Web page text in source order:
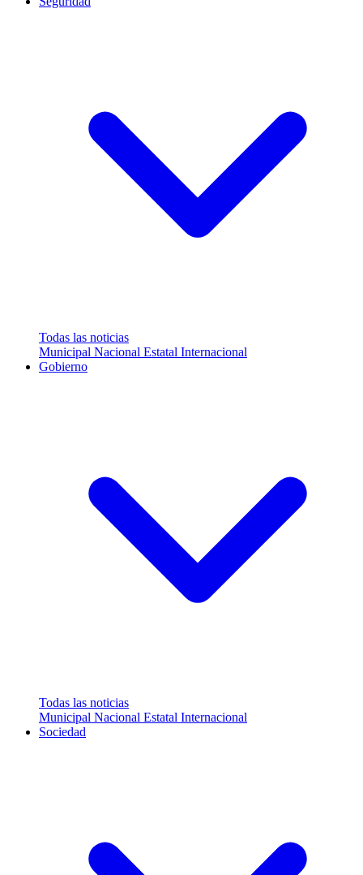
Todas las noticias
Municipal Nacional Estatal Internacional
Gobierno
Todas las noticias
Municipal Nacional Estatal Internacional
Sociedad